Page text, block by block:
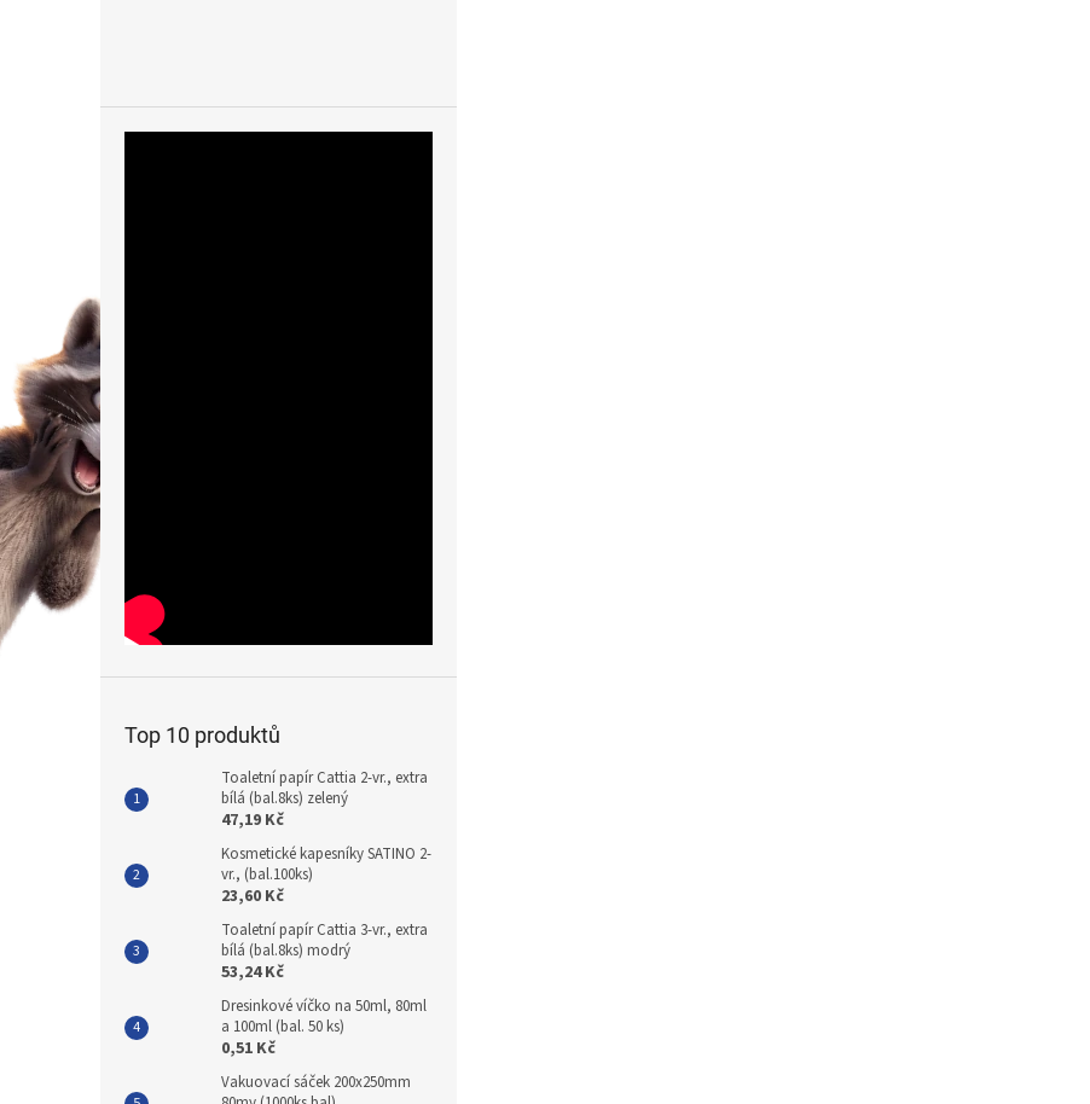
Top 10 produktů
Toaletní papír Cattia 2-vr., extra
bílá (bal.8ks) zelený
47,19 Kč
Kosmetické kapesníky SATINO 2-
vr., (bal.100ks)
23,60 Kč
Toaletní papír Cattia 3-vr., extra
bílá (bal.8ks) modrý
53,24 Kč
Dresinkové víčko na 50ml, 80ml
a 100ml (bal. 50 ks)
0,51 Kč
Vakuovací sáček 200x250mm